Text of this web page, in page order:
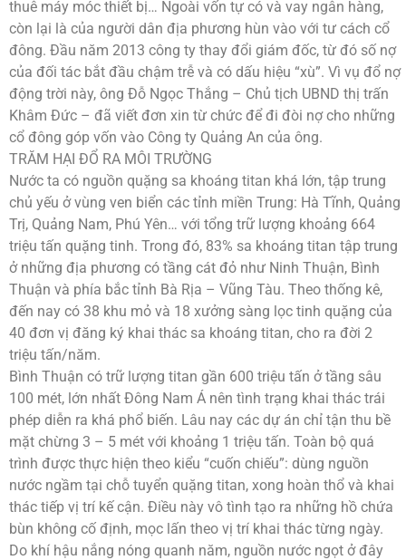
thuê máy móc thiết bị… Ngoài vốn tự có và vay ngân hàng,
còn lại là của người dân địa phương hùn vào với tư cách cổ
đông. Đầu năm 2013 công ty thay đổi giám đốc, từ đó số nợ
của đối tác bắt đầu chậm trễ và có dấu hiệu “xù”. Vì vụ đổ nợ
động trời này, ông Đỗ Ngọc Thắng – Chủ tịch UBND thị trấn
Khâm Đức – đã viết đơn xin từ chức để đi đòi nợ cho những
cổ đông góp vốn vào Công ty Quảng An của ông.
TRĂM HẠI ĐỔ RA MÔI TRƯỜNG
Nước ta có nguồn quặng sa khoáng titan khá lớn, tập trung
chủ yếu ở vùng ven biển các tỉnh miền Trung: Hà Tĩnh, Quảng
Trị, Quảng Nam, Phú Yên… với tổng trữ lượng khoảng 664
triệu tấn quặng tinh. Trong đó, 83% sa khoáng titan tập trung
ở những địa phương có tầng cát đỏ như Ninh Thuận, Bình
Thuận và phía bắc tỉnh Bà Rịa – Vũng Tàu. Theo thống kê,
đến nay có 38 khu mỏ và 18 xưởng sàng lọc tinh quặng của
40 đơn vị đăng ký khai thác sa khoáng titan, cho ra đời 2
triệu tấn/năm.
Bình Thuận có trữ lượng titan gần 600 triệu tấn ở tầng sâu
100 mét, lớn nhất Đông Nam Á nên tình trạng khai thác trái
phép diễn ra khá phổ biến. Lâu nay các dự án chỉ tận thu bề
mặt chừng 3 – 5 mét với khoảng 1 triệu tấn. Toàn bộ quá
trình được thực hiện theo kiểu “cuốn chiếu”: dùng nguồn
nước ngầm tại chỗ tuyển quặng titan, xong hoàn thổ và khai
thác tiếp vị trí kế cận. Điều này vô tình tạo ra những hồ chứa
bùn không cố định, mọc lấn theo vị trí khai thác từng ngày.
Do khí hậu nắng nóng quanh năm, nguồn nước ngọt ở đây